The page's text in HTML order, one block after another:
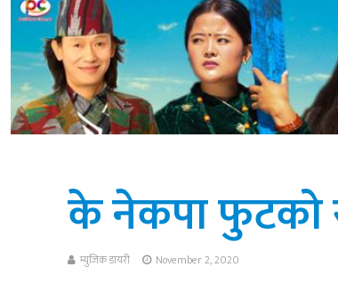
के नेकपा फुटको
म्युजिक डायरी November 2, 2020